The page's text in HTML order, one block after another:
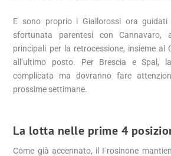
E sono proprio i Giallorossi ora guidati
sfortunata parentesi con Cannavaro,
principali per la retrocessione, insieme al
all’ultimo posto. Per Brescia e Spal,
complicata ma dovranno fare
prossime settimane.
La lotta nelle prime 4
Come già accennato, il Frosinone